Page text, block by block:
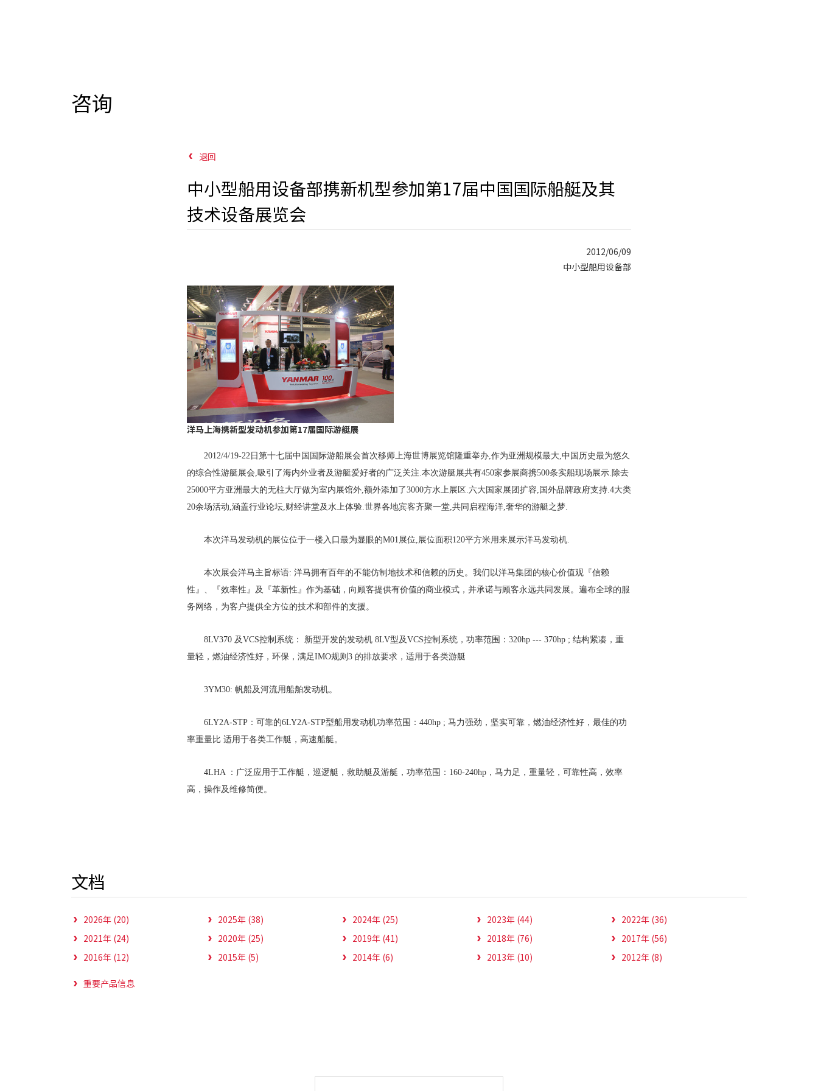
咨询
退回
中小型船用设备部携新机型参加第17届中国国际船艇及其
技术设备展览会
2012/06/09
中小型船用设备部
洋马上海携新型发动机参加第17届国际游艇展
2012/4/19-22 日 第十七届中国国际游船展会首次移师上海世博展览馆隆重举办,作为亚洲规模最大,中国历史最为悠久
的综合性游艇展会,吸引了海内外业者及游艇爱好者的广泛关注.本次游艇展共有450家参展商携500条实船现场展示. 除去
25000平方亚洲最大的无柱大厅做为室内展馆外,额外添加了3000方水上展区 .六大国家展团扩容, 国外品牌政府支持.4大类
20余场活动,涵盖行业论坛,财经讲堂及水上体验.世界各地宾客齐聚一堂,共同启程海洋,奢华的游艇之梦.
本次洋马发动机的展位位于一楼入口最为显眼的M01展位,展位面积120平方米用来展示洋马发动机.
本次展会洋马主旨标语: 洋马拥有百年的不能仿制地技术和信赖的历史。我们以洋马集团的核心价值观『信赖
性』、『效率性』及『革新性』作为基础，向顾客提供有价值的商业模式，并承诺与顾客永远共同发展。遍布全球的服
务网络，为客户提供全方位的技术和部件的支援。
8LV370 及VCS控制系统： 新型开发的发动机 8LV型及VCS控制系统，功率范围： 320hp --- 370hp ; 结构紧凑，重
量轻，燃油经济性好，环保，满足IMO规则 3 的排放要求，适用于各类游艇
3YM30: 帆船及河流用船舶发动机。
6LY2A-STP ：可靠的6LY2A-STP型船用发动机功率范围： 440hp ; 马力强劲，坚实可靠，燃油经济性好，最佳的功
率重量比 适用于各类工作艇，高速船艇。
4LHA ：广泛应用于工作艇，巡逻艇，救助艇及游艇，功率范围： 160-240hp ，马力足，重量轻，可靠性高，效率
高，操作及维修简便。
文档
2026年 (20) 2025年 (38) 2024年 (25) 2023年 (44)
2022年 (36)
2021年 (24)
2020年 (25) 2019年 (41) 2018年 (76)
2017年 (56)
2016年 (12)
2015年 (5) 2014年 (6) 2013年 (10) 2012年 (8)
重要产品信息